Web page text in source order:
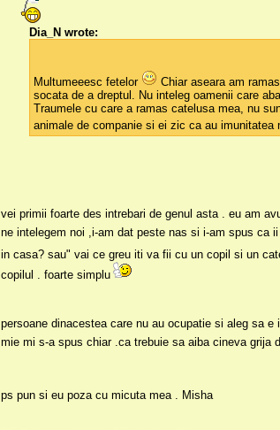
Dia_N wrote:
Multumeeesc fetelor
Chiar aseara am
socata de a dreptul. Nu inteleg oamenii care
Traumele cu care a ramas catelusa mea, nu
animale de companie si ei zic ca au
vei primii foarte des intrebari de genul asta . eu am
ne intelegem noi ,i-am dat peste nas si i-am spus ca
in casa? sau" vai ce greu iti va fii cu un copil si un
copilul . foarte simplu
persoane dinacestea care nu au ocupatie si aleg sa
mie mi s-a spus chiar .ca trebuie sa aiba cineva grija
ps pun si eu poza cu micuta mea . Misha